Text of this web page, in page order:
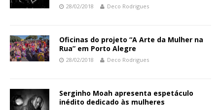
28/02/2018 Deco Rodrigues
Oficinas do projeto “A Arte da Mulher na
Rua” em Porto Alegre
28/02/2018 Deco Rodrigues
Serginho Moah apresenta espetáculo
inédito dedicado às mulheres